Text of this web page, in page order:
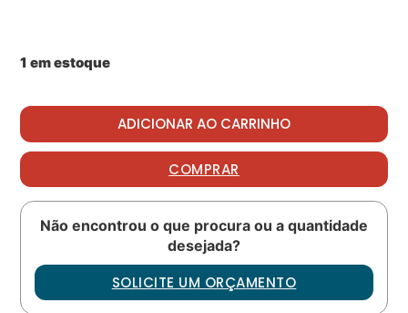
1 em estoque
Packing PN: 80631 quantidade
ADICIONAR AO CARRINHO
COMPRAR
Não encontrou o que procura ou a quantidade
desejada?
SOLICITE UM ORÇAMENTO